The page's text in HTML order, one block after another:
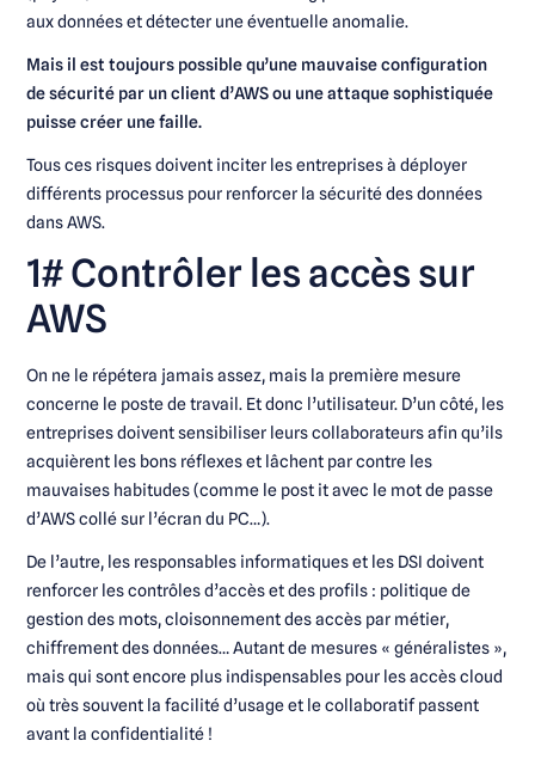
aux données et détecter une éventuelle anomalie.
Mais il est toujours possible qu’une mauvaise configuration
de sécurité par un client d’AWS ou une attaque sophistiquée
puisse créer une faille.
Tous ces risques doivent inciter les entreprises à déployer
différents processus pour renforcer la sécurité des données
dans AWS.
1# Contrôler les accès sur
AWS
On ne le répétera jamais assez, mais la première mesure
concerne le poste de travail. Et donc l’utilisateur. D’un côté, les
entreprises doivent sensibiliser leurs collaborateurs afin qu’ils
acquièrent les bons réflexes et lâchent par contre les
mauvaises habitudes (comme le post it avec le mot de passe
d’AWS collé sur l’écran du PC…).
De l’autre, les responsables informatiques et les DSI doivent
renforcer les contrôles d’accès et des profils : politique de
gestion des mots, cloisonnement des accès par métier,
chiffrement des données… Autant de mesures « généralistes »,
mais qui sont encore plus indispensables pour les accès cloud
où très souvent la facilité d’usage et le collaboratif passent
avant la confidentialité !